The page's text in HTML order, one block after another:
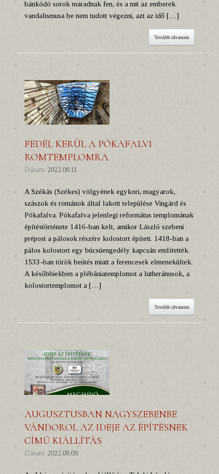
bánkódó sorok maradnak fen, és a mit az emberek
vandalismusa be nem tudott végezni, azt az idő […]
Tovább olvasom
FEDÉL KERÜL A PÓKAFALVI
ROMTEMPLOMRA
Dátum: 2022.08.11.
A Székás (Székes) völgyének egykori, magyarok,
szászok és románok által lakott települése Vingárd és
Pókafalva. Pókafalva jelenlegi református templomának
építéstörténete 1416-ban kelt, amikor László szebeni
prépost a pálosok részére kolostort épített. 1418-ban a
pálos kolostort egy búcsúengedély kapcsán említették.
1533-ban török beütés miatt a ferencesek elmenekültek.
A későbbiekben a plébániatemplomot a lutheránusok, a
kolostortemplomot a […]
Tovább olvasom
AUGUSZTUSBAN NAGYSZEBENBE
VÁNDOROL AZ IDEJE AZ ÉPÍTÉSNEK
CÍMŰ KIÁLLÍTÁS
Dátum: 2022.08.09.